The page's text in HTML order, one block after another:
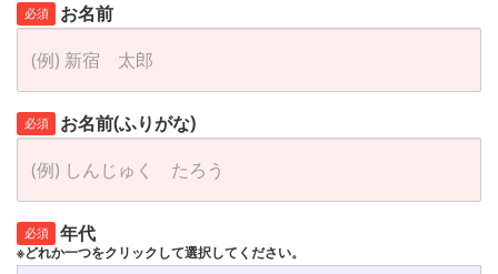
必須 お名前
必須 お名前(ふりがな)
必須 年代
※どれか一つをクリックして選択してください。